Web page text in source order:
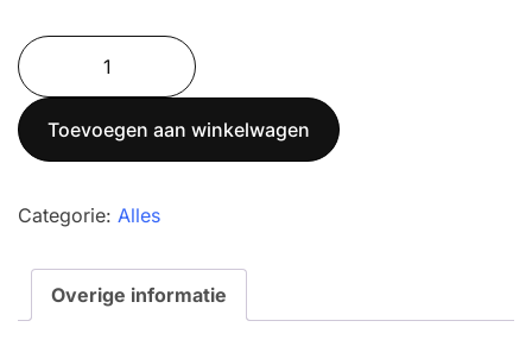
AS
82/220.X2
PLUS
aantal
Toevoegen aan winkelwagen
Categorie: Alles
Overige informatie